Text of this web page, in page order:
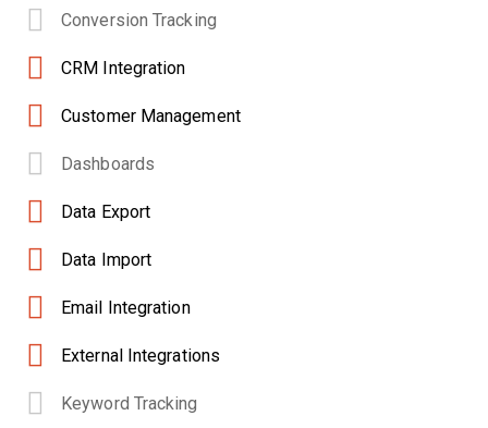
Conversion Tracking
CRM Integration
Customer Management
Dashboards
Data Export
Data Import
Email Integration
External Integrations
Keyword Tracking